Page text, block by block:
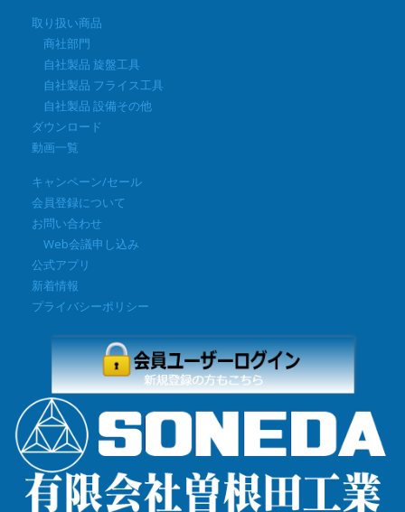
取り扱い商品
商社部門
自社製品 旋盤工具
自社製品 フライス工具
自社製品 設備その他
ダウンロード
動画一覧
キャンペーン/セール
会員登録について
お問い合わせ
Web会議申し込み
公式アプリ
新着情報
プライバシーポリシー